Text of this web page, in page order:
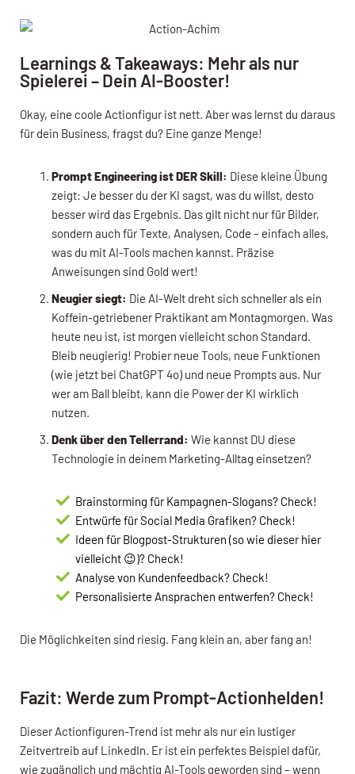
Learnings & Takeaways: Mehr als nur
Spielerei – Dein AI-Booster!
Okay, eine coole Actionfigur ist nett. Aber was lernst du daraus
für dein Business, fragst du? Eine ganze Menge!
Prompt Engineering ist DER Skill: Diese kleine Übung
zeigt: Je besser du der KI sagst, was du willst, desto
besser wird das Ergebnis. Das gilt nicht nur für Bilder,
sondern auch für Texte, Analysen, Code – einfach alles,
was du mit AI-Tools machen kannst. Präzise
Anweisungen sind Gold wert!
Neugier siegt: Die AI-Welt dreht sich schneller als ein
Koffein-getriebener Praktikant am Montagmorgen. Was
heute neu ist, ist morgen vielleicht schon Standard.
Bleib neugierig! Probier neue Tools, neue Funktionen
(wie jetzt bei ChatGPT 4o) und neue Prompts aus. Nur
wer am Ball bleibt, kann die Power der KI wirklich
nutzen.
Denk über den Tellerrand: Wie kannst DU diese
Technologie in deinem Marketing-Alltag einsetzen?
Brainstorming für Kampagnen-Slogans? Check!
Entwürfe für Social Media Grafiken? Check!
Ideen für Blogpost-Strukturen (so wie dieser hier
vielleicht 😉)? Check!
Analyse von Kundenfeedback? Check!
Personalisierte Ansprachen entwerfen? Check!
Die Möglichkeiten sind riesig. Fang klein an, aber fang an!
Fazit: Werde zum Prompt-Actionhelden!
Dieser Actionfiguren-Trend ist mehr als nur ein lustiger
Zeitvertreib auf LinkedIn. Er ist ein perfektes Beispiel dafür,
wie zugänglich und mächtig AI-Tools geworden sind – wenn